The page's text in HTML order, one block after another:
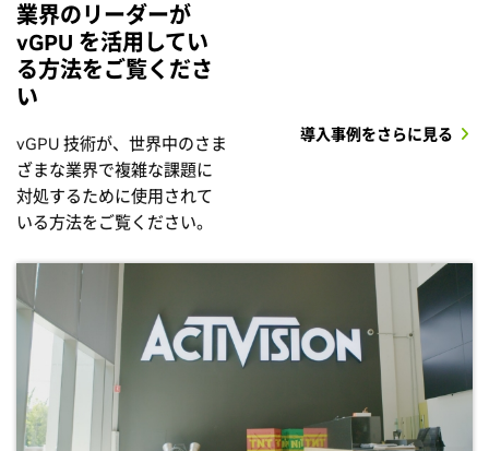
業界のリーダーが
vGPU を活用してい
る方法をご覧くださ
い
vGPU 技術が、世界中のさま
ざまな業界で複雑な課題に
対処するために使用されて
いる方法をご覧ください。
導入事例をさらに見る